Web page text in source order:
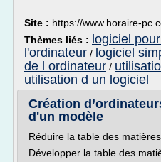
Site : https://www.horaire-
Thèmes liés : logiciel
l'ordinateur / logiciel
de l ordinateur /
utilisation d un logiciel
Création
d'un modèle
Réduire la table des matières
Développer la table des